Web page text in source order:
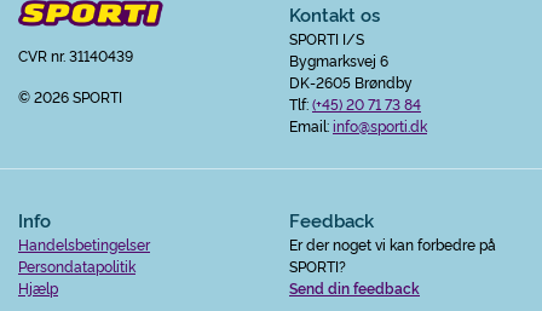
CVR nr. 31140439
© 2026 SPORTI
Kontakt os
SPORTI I/S
Bygmarksvej 6
DK-2605 Brøndby
Tlf:(+45) 20 71 73 84
Email:info@sporti.dk
Info
Handelsbetingelser
Persondatapolitik
Hjælp
Feedback
Er der noget vi kan forbedre på
SPORTI?
Send din feedback